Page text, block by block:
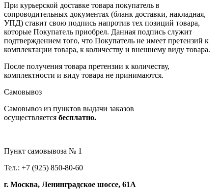
При курьерской доставке товара покупатель в
сопроводительных документах (бланк доставки, накладная,
УПД) ставит свою подпись напротив тех позиций товара,
которые Покупатель приобрел. Данная подпись служит
подтверждением того, что Покупатель не имеет претензий к
комплектации товара, к количеству и внешнему виду товара.
После получения товара претензии к количеству,
комплектности и виду товара не принимаются.
Самовывоз
Самовывоз из пунктов выдачи заказов
осуществляется бесплатно.
Пункт самовывоза № 1
Тел.: +7 (925) 850-80-60
г. Москва, Ленинградское шоссе, 61А